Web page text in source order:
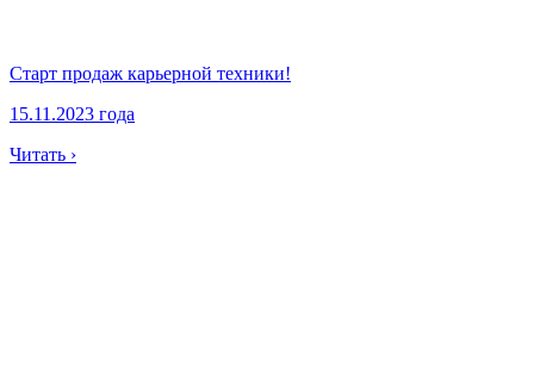
Старт продаж карьерной техники!
15.11.2023 года
Читать ›